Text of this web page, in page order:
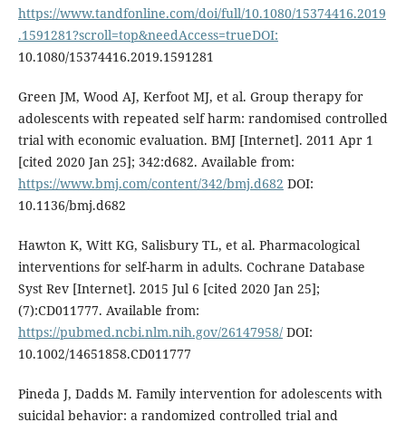
https://www.tandfonline.com/doi/full/10.1080/15374416.2019
.1591281?scroll=top&needAccess=trueDOI:
10.1080/15374416.2019.1591281
Green JM, Wood AJ, Kerfoot MJ, et al. Group therapy for
adolescents with repeated self harm: randomised controlled
trial with economic evaluation. BMJ [Internet]. 2011 Apr 1
[cited 2020 Jan 25]; 342:d682. Available from:
https://www.bmj.com/content/342/bmj.d682 DOI:
10.1136/bmj.d682
Hawton K, Witt KG, Salisbury TL, et al. Pharmacological
interventions for self-harm in adults. Cochrane Database
Syst Rev [Internet]. 2015 Jul 6 [cited 2020 Jan 25];
(7):CD011777. Available from:
https://pubmed.ncbi.nlm.nih.gov/26147958/DOI:
10.1002/14651858.CD011777
Pineda J, Dadds M. Family intervention for adolescents with
suicidal behavior: a randomized controlled trial and